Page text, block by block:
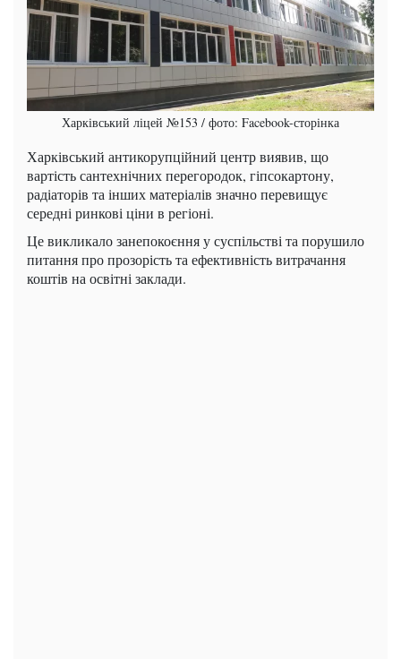
Харківський ліцей №153 / фото: Facebook-сторінка
Харківський антикорупційний центр виявив, що
вартість сантехнічних перегородок, гіпсокартону,
радіаторів та інших матеріалів значно перевищує
середні ринкові ціни в регіоні.
Це викликало занепокоєння у суспільстві та порушило
питання про прозорість та ефективність витрачання
коштів на освітні заклади.